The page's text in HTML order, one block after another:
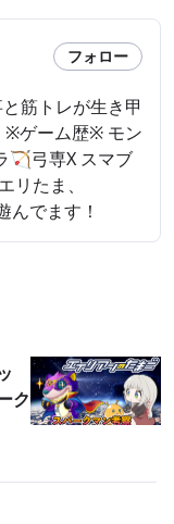
フォロー
筋トレが生き甲
※ゲーム歴※ モン
🏹弓専X スマブ
リたま、
んでます！
ク